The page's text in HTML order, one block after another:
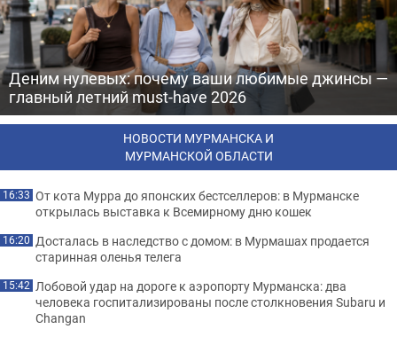
Деним нулевых: почему ваши любимые джинсы —
главный летний must-have 2026
НОВОСТИ МУРМАНСКА И
МУРМАНСКОЙ ОБЛАСТИ
16:33 От кота Мурра до японских бестселлеров: в Мурманске
открылась выставка к Всемирному дню кошек
16:20 Досталась в наследство с домом: в Мурмашах продается
старинная оленья телега
15:42 Лобовой удар на дороге к аэропорту Мурманска: два
человека госпитализированы после столкновения Subaru и
Changan